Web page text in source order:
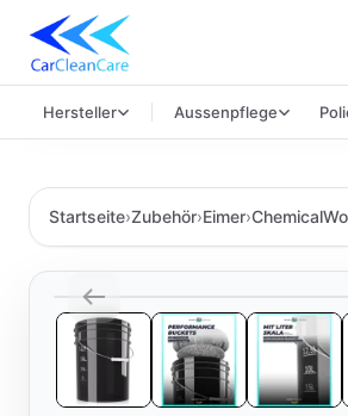
Hersteller Aussenpflege
Startseite›Zubehör›Eimer›